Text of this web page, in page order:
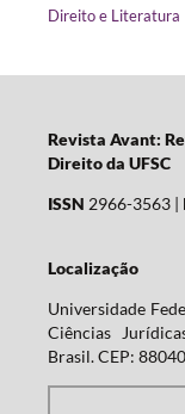
Direito e Literatura
Revista Avant:
Direito da UFSC
ISSN 2966-3563 |
Localização
Universidade
Ciências
Brasil. CEP: